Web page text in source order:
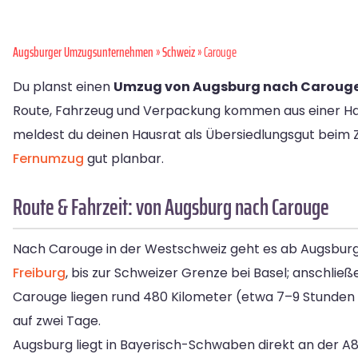
Augsburger Umzugsunternehmen»Schweiz» Carouge
Du planst einen Umzug von Augsburg nach
Route, Fahrzeug und Verpackung kommen aus einer
meldest du deinen Hausrat als Übersiedlungsgut
Fernumzug gut planbar.
Route & Fahrzeit: von Augsburg nach Carouge
Nach Carouge in der Westschweiz geht es ab
Freiburg, bis zur Schweizer Grenze bei Basel;
Carouge liegen rund 480 Kilometer (etwa 7–9
auf zwei Tage.
Augsburg liegt in Bayerisch-Schwaben direkt an der